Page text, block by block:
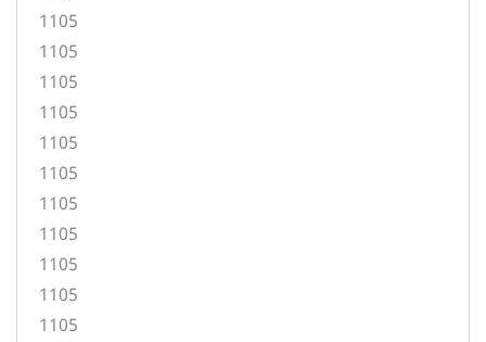
1105
1105
1105
1105
1105
1105
1105
1105
1105
1105
1105